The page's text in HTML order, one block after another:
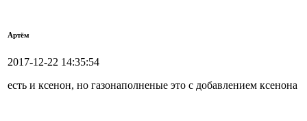
Артём
2017-12-22 14:35:54
есть и ксенон, но газонаполненые это с добавлением ксенона